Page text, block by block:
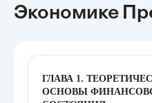
Экономике
ГЛАВА 1.
ОСНОВЫ